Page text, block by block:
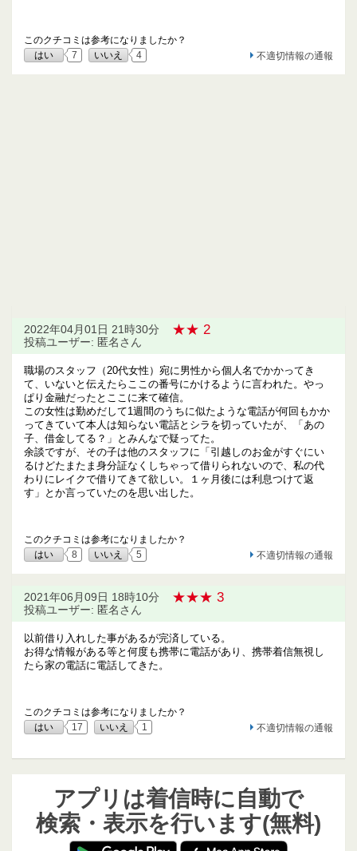
このクチコミは参考になりましたか？
はい
7 いいえ 4 不適切情報の通報
2022年04月01日 21時30分 ★★ 2
投稿ユーザー: 匿名さん
職場のスタッフ（20代女性）宛に男性から個人名でかかってき
て、いないと伝えたらここの番号にかけるように言われた。やっ
ぱり金融だったとここに来て確信。
この女性は勤めだして1週間のうちに似たような電話が何回もかか
ってきていて本人は知らない電話とシラを切っていたが、「あの
子、借金してる？」とみんなで疑ってた。
余談ですが、その子は他のスタッフに「引越しのお金がすぐにい
るけどたまたま身分証なくしちゃって借りられないので、私の代
わりにレイクで借りてきて欲しい。１ヶ月後には利息つけて返
す」とか言っていたのを思い出した。
このクチコミは参考になりましたか？
はい
8 いいえ 5 不適切情報の通報
2021年06月09日 18時10分 ★★★ 3
投稿ユーザー: 匿名さん
以前借り入れした事があるが完済している。
お得な情報がある等と何度も携帯に電話があり、携帯着信無視し
たら家の電話に電話してきた。
このクチコミは参考になりましたか？
はい
17 いいえ 1 不適切情報の通報
アプリは着信時に自動で
検索・表示を行います(無料)